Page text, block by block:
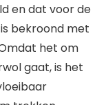
en dat voor de
bekroond met
het om
gaat, is het